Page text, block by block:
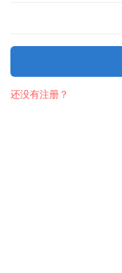
还没有注册？